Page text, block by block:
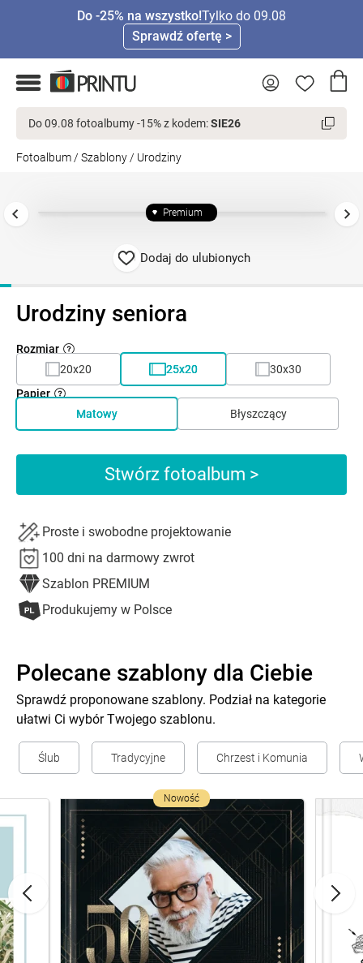
Do -25% na wszystko!Tylko do 09.08
Sprawdź ofertę >
Do 09.08 fotoalbumy -15% z kodem:SIE26
Fotoalbum / Szablony / Urodziny
Premium
Dodaj do ulubionych
Urodziny seniora
Rozmiar
20x20
25x20
30x30
Papier
Matowy
Błyszczący
Stwórz fotoalbum >
Proste i swobodne projektowanie
100 dni na darmowy zwrot
Szablon PREMIUM
Produkujemy w Polsce
Polecane szablony dla Ciebie
Sprawdź proponowane szablony. Podział na kategorie
ułatwi Ci wybór Twojego szablonu.
Ślub Tradycyjne Chrzest i Komunia
Nowość